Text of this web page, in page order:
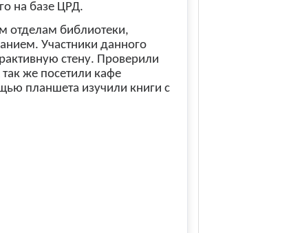
на базе ЦРД.
отделам библиотеки,
Участники данного
стену. Проверили
же посетили кафе
планшета изучили книги с